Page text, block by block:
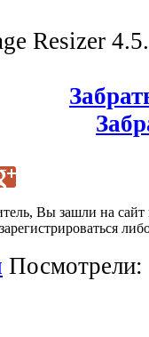
Вы зашли на
Посмотрели: